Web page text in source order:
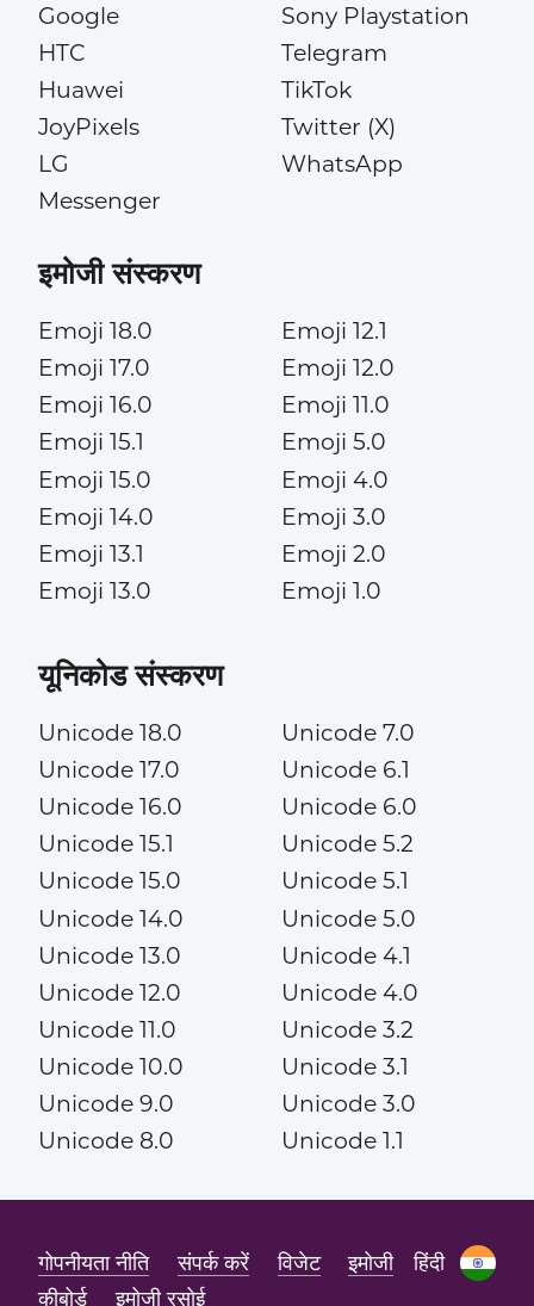
Google
HTC
Huawei
JoyPixels
LG
Messenger
Sony Playstation
Telegram
TikTok
Twitter (X)
WhatsApp
इमोजी संस्करण
Emoji 18.0
Emoji 17.0
Emoji 16.0
Emoji 15.1
Emoji 15.0
Emoji 14.0
Emoji 13.1
Emoji 13.0
Emoji 12.1
Emoji 12.0
Emoji 11.0
Emoji 5.0
Emoji 4.0
Emoji 3.0
Emoji 2.0
Emoji 1.0
यूनिकोड संस्करण
Unicode 18.0
Unicode 17.0
Unicode 16.0
Unicode 15.1
Unicode 15.0
Unicode 14.0
Unicode 13.0
Unicode 12.0
Unicode 11.0
Unicode 10.0
Unicode 9.0
Unicode 8.0
Unicode 7.0
Unicode 6.1
Unicode 6.0
Unicode 5.2
Unicode 5.1
Unicode 5.0
Unicode 4.1
Unicode 4.0
Unicode 3.2
Unicode 3.1
Unicode 3.0
Unicode 1.1
हिंदी
गोपनीयता नीति संपर्क करें विजेट
इमोजी
कीबोर्ड
इमोजी रसोई